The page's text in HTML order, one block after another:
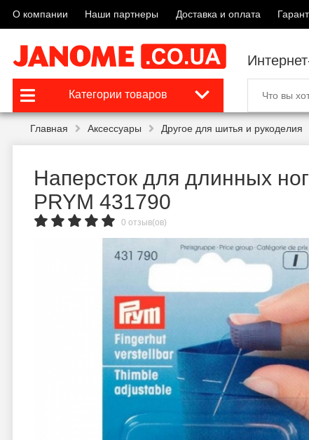
О компании Наши партнеры Доставка и оплата
Категории товаров
Главная Аксессуары Другое для шитья и рукоделия
Наперсток для длинных
PRYM 431790
0 отзыв(ов)